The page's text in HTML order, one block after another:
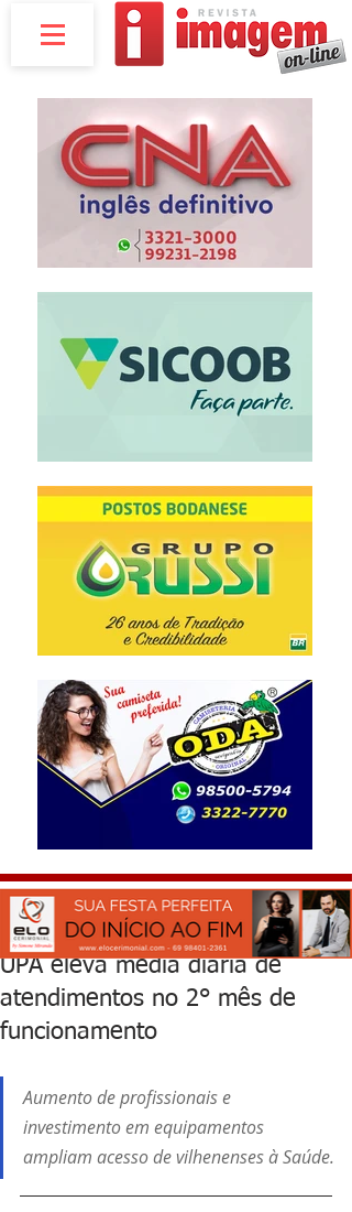
UPA eleva média diária de
atendimentos no 2° mês de
funcionamento
Aumento de profissionais e
investimento em equipamentos
ampliam acesso de vilhenenses à Saúde.